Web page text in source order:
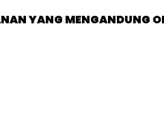
YANG MENGANDUNG